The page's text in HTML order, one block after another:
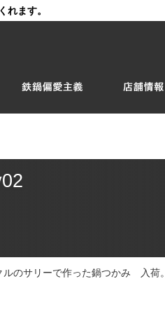
れます。
ルのサリーで作った鍋つかみ 入荷。